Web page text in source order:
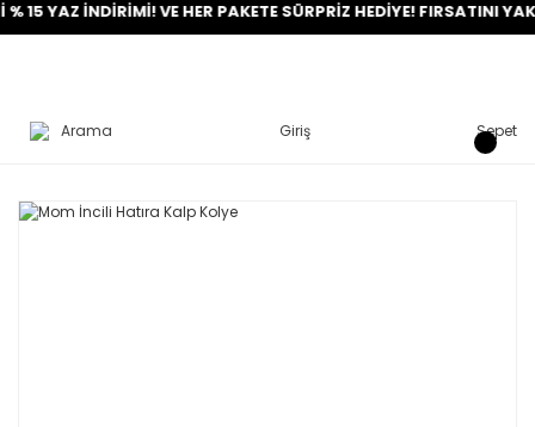
YAZ İNDİRİMİ! VE HER PAKETE SÜRPRİZ HEDİYE! FIRSATINI YAKALA!
Arama Giriş Sepet